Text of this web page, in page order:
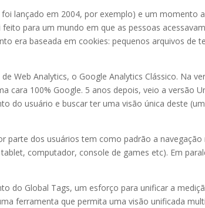
lançado em 2004, por exemplo) e um
para um mundo em que as pessoas
era baseada em cookies: pequenos arquivos de
Web Analytics, o Google Analytics Clássico. Na
cara 100% Google. 5 anos depois, veio a versão
do usuário e buscar ter uma visão única deste
parte dos usuários tem como padrão a
computador, console de games etc). Em
do Global Tags, um esforço para unificar a
ferramenta que permita uma visão unificada